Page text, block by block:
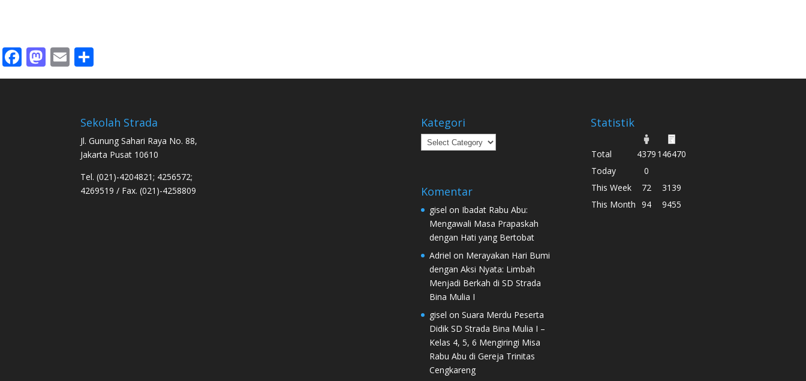
Facebook
Mastodon
Email
Sekolah Strada
Jl. Gunung Sahari Raya No. 88,
Jakarta Pusat 10610
Tel. (021)-4204821; 4256572;
4269519 / Fax. (021)-4258809
Kategori
Kategori
Komentar
gisel on Ibadat Rabu Abu:
Mengawali Masa Prapaskah
dengan Hati yang Bertobat
Adriel on Merayakan Hari Bumi
dengan Aksi Nyata: Limbah
Menjadi Berkah di SD Strada
Bina Mulia I
gisel on Suara Merdu Peserta
Didik SD Strada Bina Mulia I –
Kelas 4, 5, 6 Mengiringi Misa
Rabu Abu di Gereja Trinitas
Cengkareng
Statistik
Total 4379 146470
Today
0
This Week
72
3139
This Month 94 9455